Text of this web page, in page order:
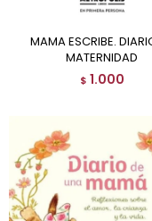
MAMA ESCRIBE. DIARIO DE
MATERNIDAD
$ 1.000